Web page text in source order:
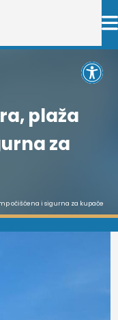
plaža
za
očišćena i sigurna za kupače